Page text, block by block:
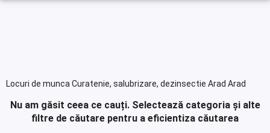
Locuri de munca Curatenie, salubrizare, dezinsectie Arad Arad
Nu am găsit ceea ce cauți. Selectează categoria și alte
filtre de căutare pentru a eficientiza căutarea